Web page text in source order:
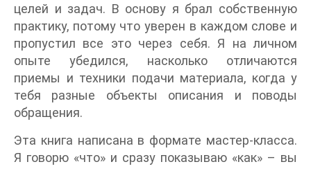
целей и задач. В основу я брал собственную
практику, потому что уверен в каждом слове и
пропустил все это через себя. Я на личном
опыте убедился, насколько отличаются
приемы и техники подачи материала, когда у
тебя разные объекты описания и поводы
обращения.
Эта книга написана в формате мастер-класса.
Я говорю «что» и сразу показываю «как» – вы